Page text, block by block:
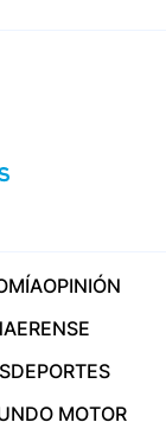
OPINIÓN
DEPORTES
MOTOR